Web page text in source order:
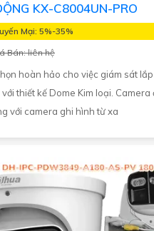
KX-C8004UN-PRO
Mại: 5%-35%
Bán: liên hệ
hoàn hảo cho việc giám sát
thiết kế Dome Kim loại. Camera
với camera ghi hình từ xa